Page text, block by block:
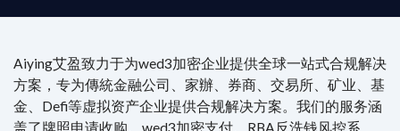
Aiying艾盈致力于为wed3加密企业提供全球一站式合规解决
方案，专为傳統金融公司、家辦、券商、交易所、矿业、基
金、Defi等虚拟资产企业提供合规解决方案。我们的服务涵
盖了牌照申请收购、wed3加密支付、RBA反洗钱风控系